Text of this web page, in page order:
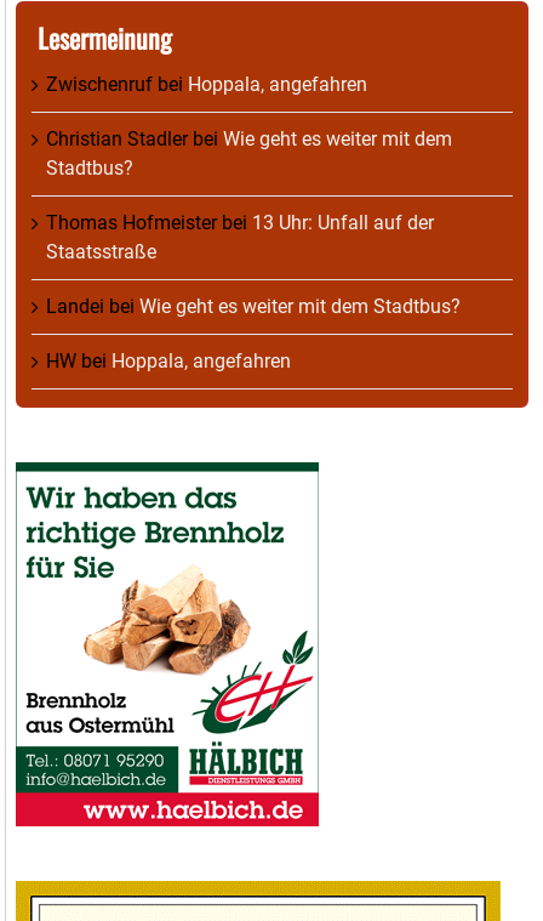
Lesermeinung
Zwischenruf bei Hoppala, angefahren
Christian Stadlerbei Wie geht es weiter mit dem
Stadtbus?
Thomas Hofmeisterbei 13 Uhr: Unfall auf der
Staatsstraße
Landei bei Wie geht es weiter mit dem Stadtbus?
HW bei Hoppala, angefahren